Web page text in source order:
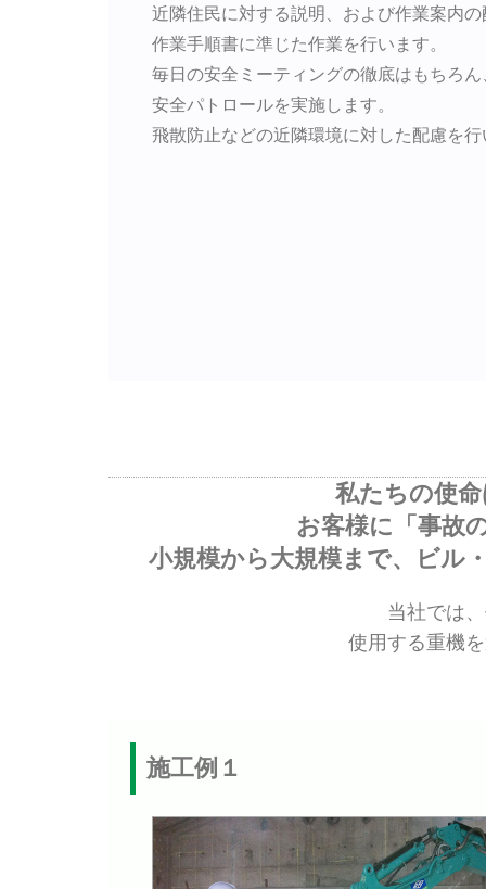
近隣住民に対する説明、および作業案内
作業手順書に準じた作業を行います。
毎日の安全ミーティングの徹底はもちろ
安全パトロールを実施します。
飛散防止などの近隣環境に対した配慮を行
私たちの使
お客様に「事故
小規模から大規模まで、ビル
当社では
使用する重機
施工例１